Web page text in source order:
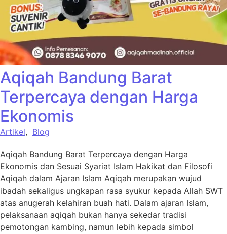
Aqiqah Bandung Barat
Terpercaya dengan Harga
Ekonomis
Artikel, Blog
Aqiqah Bandung Barat Terpercaya dengan Harga
Ekonomis dan Sesuai Syariat Islam Hakikat dan Filosofi
Aqiqah dalam Ajaran Islam Aqiqah merupakan wujud
ibadah sekaligus ungkapan rasa syukur kepada Allah SWT
atas anugerah kelahiran buah hati. Dalam ajaran Islam,
pelaksanaan aqiqah bukan hanya sekedar tradisi
pemotongan kambing, namun lebih kepada simbol